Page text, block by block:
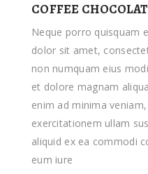
COFFEE
Neque porro quisquam
dolor sit amet,
non numquam eius
et dolore magnam
enim ad minima
exercitationem ullam
aliquid ex ea commodi
eum iure